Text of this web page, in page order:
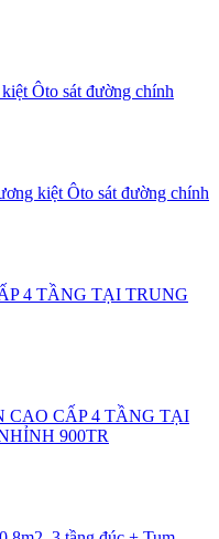
Ôto sát đường chính
kiệt Ôto sát đường chính
4 TẦNG TẠI TRUNG
CAO CẤP 4 TẦNG TẠI
900TR